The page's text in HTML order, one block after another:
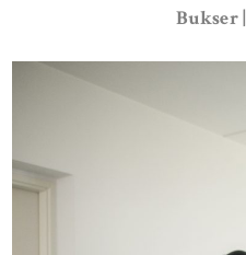
Bukser |